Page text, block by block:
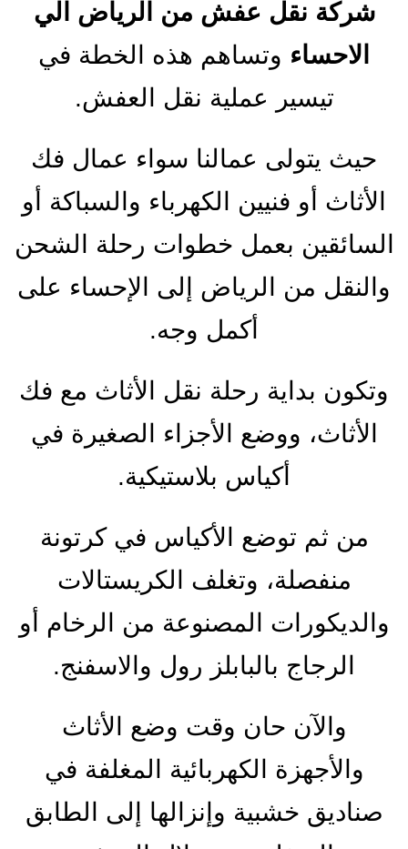
شركة نقل عفش من الرياض الي
الاحساء وتساهم هذه الخطة في
تيسير عملية نقل العفش.
حيث يتولى عمالنا سواء عمال فك
الأثاث أو فنيين الكهرباء والسباكة أو
السائقين بعمل خطوات رحلة الشحن
والنقل من الرياض إلى الإحساء على
أكمل وجه.
وتكون بداية رحلة نقل الأثاث مع فك
الأثاث، ووضع الأجزاء الصغيرة في
أكياس بلاستيكية.
من ثم توضع الأكياس في كرتونة
منفصلة، وتغلف الكريستالات
والديكورات المصنوعة من الرخام أو
الرجاج بالبابلز رول والاسفنج.
والآن حان وقت وضع الأثاث
والأجهزة الكهربائية المغلفة في
صناديق خشبية وإنزالها إلى الطابق